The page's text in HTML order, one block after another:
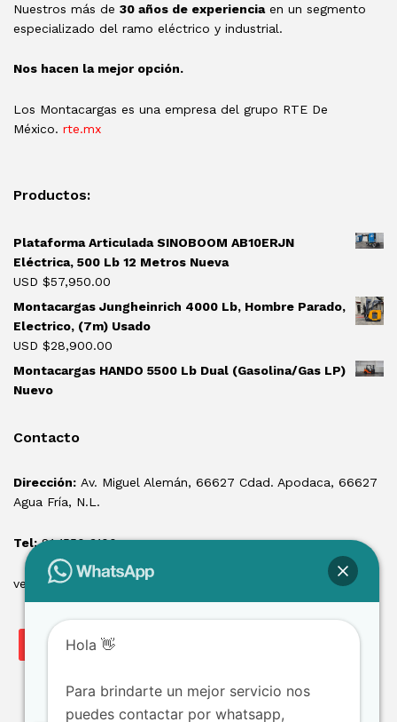
Nuestros más de 30 años de experienciaen un segmento
especializado del ramo eléctrico y industrial.
Nos hacen la mejor opción.
Los Montacargas es una empresa del grupo RTE De
México. rte.mx
Productos:
Plataforma Articulada SINOBOOM AB10ERJN
Eléctrica, 500 Lb 12 Metros Nueva
USD $57,950.00
Montacargas Jungheinrich 4000 Lb, Hombre Parado,
Electrico, (7m) Usado
USD $28,900.00
Montacargas HANDO 5500 Lb Dual (Gasolina/Gas LP)
Nuevo
Contacto
Dirección: Av. Miguel Alemán, 66627 Cdad. Apodaca, 66627
Agua Fría, N.L.
Tel:81 1550 3100
ventas@losmontacargas.mx
Hola 👋
Para brindarte un mejor servicio nos
puedes contactar por whatsapp,